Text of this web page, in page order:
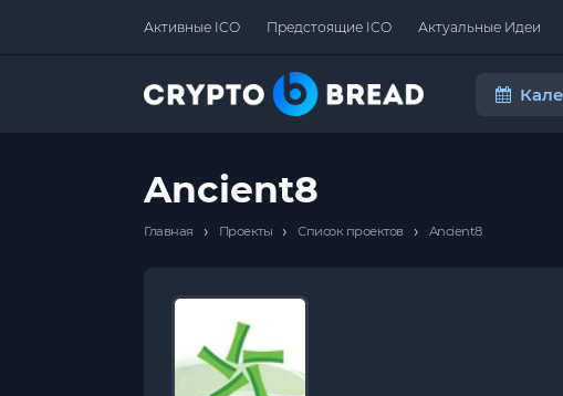
Активные ICO Предстоящие ICO Актуальные Идеи
Ancient8
Главная › Проекты › Список проектов › Ancient8